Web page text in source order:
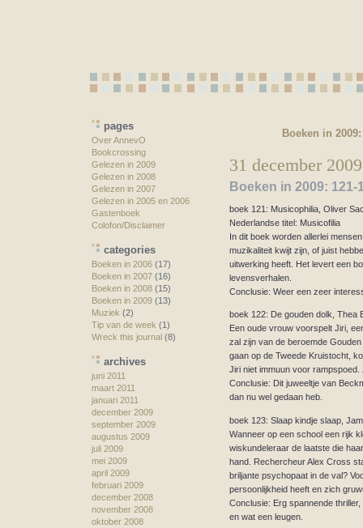
pages
Over AnnevO
Bookcrossing
Gelezen in 2009
Gelezen in 2008
Gelezen in 2007
Gelezen in 2005 en 2006
Gastenboek
Colofon/Disclaimer
categories
Boeken in 2006(17)
Boeken in 2007(16)
Boeken in 2008(15)
Boeken in 2009(13)
Muziek (2)
Tip van de week (1)
Wreck this journal (8)
archives
juni 2011
maart 2011
januari 2011
december 2009
september 2009
augustus 2009
juli 2009
mei 2009
april 2009
februari 2009
december 2008
november 2008
oktober 2008
Boeken in 2009:
31 december 2009
Boeken in 2009: 121-
boek 121: Musicophilia, Oliver
Nederlandse titel: Musicofilia
In dit boek worden allerlei
muzikaliteit kwijt zijn, of juist
uitwerking heeft. Het levert een
levensverhalen.
Conclusie: Weer een zeer
boek 122: De gouden dolk, Thea
Een oude vrouw voorspelt Jiri,
zal zijn van de beroemde
gaan op de Tweede Kruistocht,
Jiri niet immuun voor
Conclusie: Dit juweeltje van
dan nu wel gedaan heb.
boek 123: Slaap kindje slaap,
Wanneer op een school een rijk
wiskundeleraar de laatste die
hand. Rechercheur Alex Cross
briljante psychopaat in de val?
persoonlijkheid heeft en zich
Conclusie: Erg spannende
en wat een leugen.